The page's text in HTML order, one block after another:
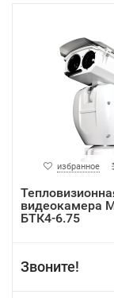
избранное
видеокамера
БТК4-6.75
Звоните!